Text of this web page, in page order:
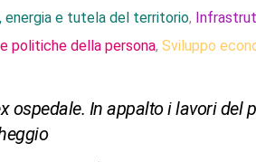
energia e tutela del territorio,
politiche della persona, Sviluppo
ospedale. In appalto i lavori del